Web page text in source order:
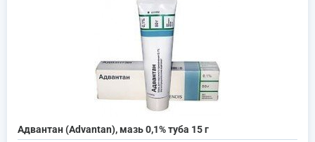
Адвантан (Advantan), мазь 0,1% туба 15 г